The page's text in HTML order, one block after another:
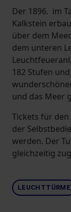
Der 1896. im
Kalkstein
über dem
dem unteren
182 Stufen
und das Meer
Tickets für
der
werden. Der
gleichzeitig
LEUCHTTÜRME